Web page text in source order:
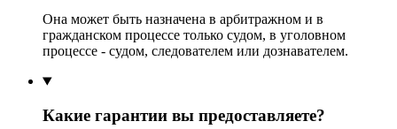
Она может быть назначена в арбитражном и в
гражданском процессе только судом, в уголовном
процессе - судом, следователем или дознавателем.
Какие гарантии вы предоставляете?